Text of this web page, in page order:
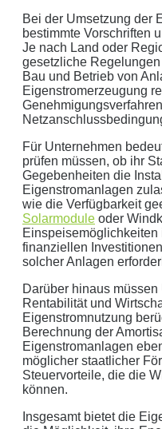
keine Weitergabe
sichere
Datenlöschung
Bei der Umsetzung der
bestimmte Vorschriften
Je nach Land oder
gesetzliche
Bau und Betrieb von
Eigenstromerzeugung
Für Unternehmen
prüfen müssen, ob ihr
Gegebenheiten die
Eigenstromanlagen
wie die Verfügbarkeit
Solarmodule oder
finanziellen
solcher Anlagen
Darüber hinaus
Rentabilität und
Eigenstromnutzung
Berechnung der
Eigenstromanlagen
möglicher staatlicher
Steuervorteile, die die
können.
Insgesamt bietet die